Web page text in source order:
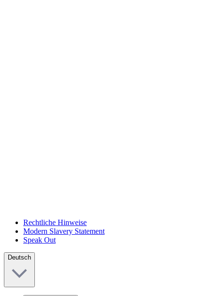
Rechtliche Hinweise
Modern Slavery Statement
Speak Out
Deutsch